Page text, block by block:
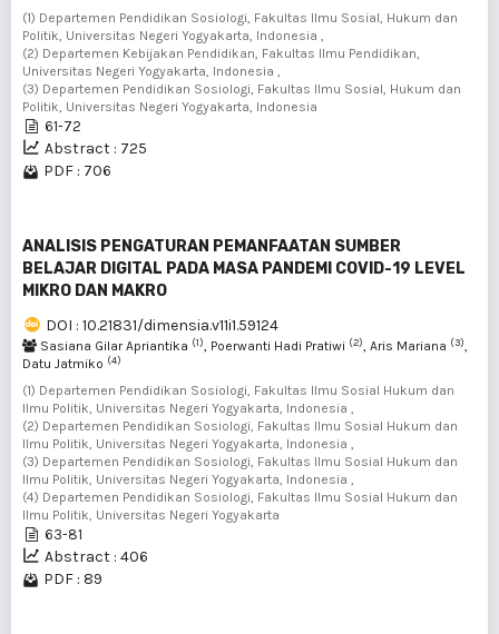
(1) Departemen Pendidikan Sosiologi, Fakultas Ilmu Sosial, Hukum dan
Politik, Universitas Negeri Yogyakarta, Indonesia ,
(2) Departemen Kebijakan Pendidikan, Fakultas Ilmu Pendidikan,
Universitas Negeri Yogyakarta, Indonesia ,
(3) Departemen Pendidikan Sosiologi, Fakultas Ilmu Sosial, Hukum dan
Politik, Universitas Negeri Yogyakarta, Indonesia
61-72
Abstract : 725
PDF : 706
ANALISIS PENGATURAN PEMANFAATAN SUMBER
BELAJAR DIGITAL PADA MASA PANDEMI COVID-19 LEVEL
MIKRO DAN MAKRO
DOI : 10.21831/dimensia.v11i1.59124
Sasiana Gilar Apriantika (1), Poerwanti Hadi Pratiwi (2), Aris Mariana (3),
Datu Jatmiko (4)
(1) Departemen Pendidikan Sosiologi, Fakultas Ilmu Sosial Hukum dan
Ilmu Politik, Universitas Negeri Yogyakarta, Indonesia ,
(2) Departemen Pendidikan Sosiologi, Fakultas Ilmu Sosial Hukum dan
Ilmu Politik, Universitas Negeri Yogyakarta, Indonesia ,
(3) Departemen Pendidikan Sosiologi, Fakultas Ilmu Sosial Hukum dan
Ilmu Politik, Universitas Negeri Yogyakarta, Indonesia ,
(4) Departemen Pendidikan Sosiologi, Fakultas Ilmu Sosial Hukum dan
Ilmu Politik, Universitas Negeri Yogyakarta
63-81
Abstract : 406
PDF : 89